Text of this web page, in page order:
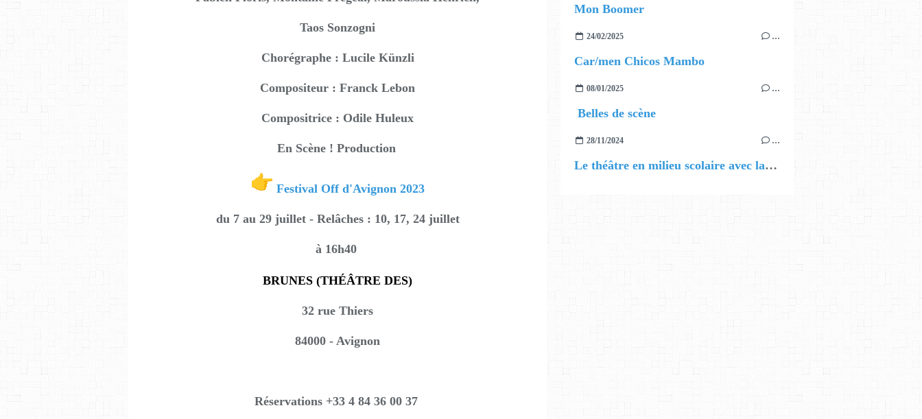
Taos Sonzogni
Chorégraphe : Lucile Künzli
Compositeur : Franck Lebon
Compositrice : Odile Huleux
En Scène ! Production
Festival Off d'Avignon 2023
du 7 au 29 juillet - Relâches : 10, 17, 24 juillet
à 16h40
BRUNES (THÉÂTRE DES)
32 rue Thiers
84000 - Avignon
Réservations +33 4 84 36 00 37
Mon Boomer
24/02/2025 …
Car/men Chicos Mambo
08/01/2025 …
Belles de scène
28/11/2024 …
Le théâtre en milieu scolaire avec la Compagnie du Nouveau Monde, 'passeur de culture'